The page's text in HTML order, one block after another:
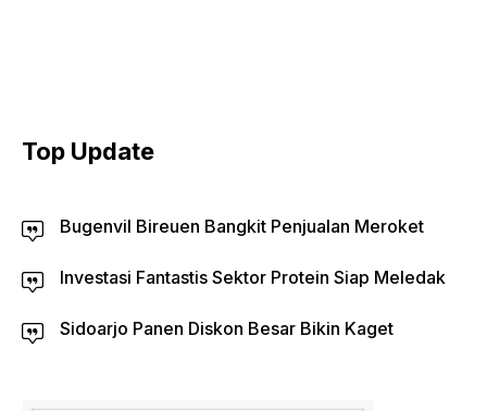
Top Update
Bugenvil Bireuen Bangkit Penjualan Meroket
Investasi Fantastis Sektor Protein Siap Meledak
Sidoarjo Panen Diskon Besar Bikin Kaget